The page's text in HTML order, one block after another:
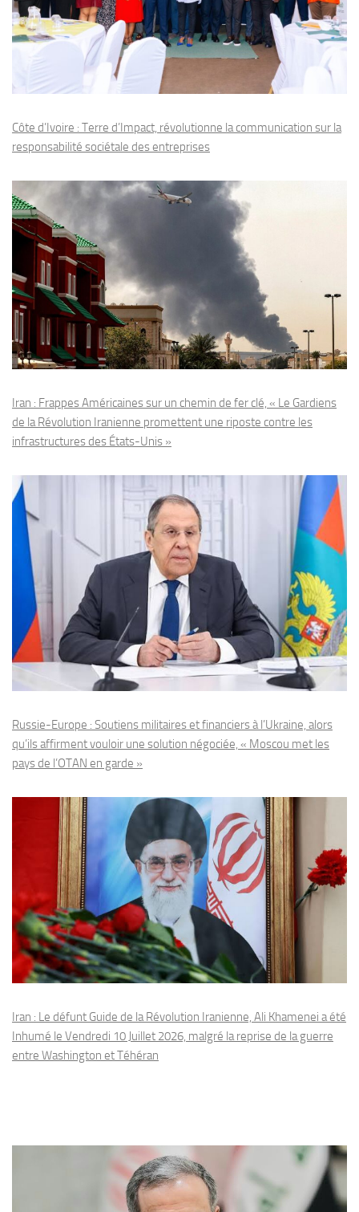
Côte d’Ivoire : Terre d’Impact, révolutionne la communication sur la
responsabilité sociétale des entreprises
Iran : Frappes Américaines sur un chemin de fer clé, « Le Gardiens
de la Révolution Iranienne promettent une riposte contre les
infrastructures des États-Unis »
Russie-Europe : Soutiens militaires et financiers à l’Ukraine, alors
qu’ils affirment vouloir une solution négociée, « Moscou met les
pays de l’OTAN en garde »
Iran : Le défunt Guide de la Révolution Iranienne, Ali Khamenei a été
Inhumé le Vendredi 10 Juillet 2026, malgré la reprise de la guerre
entre Washington et Téhéran